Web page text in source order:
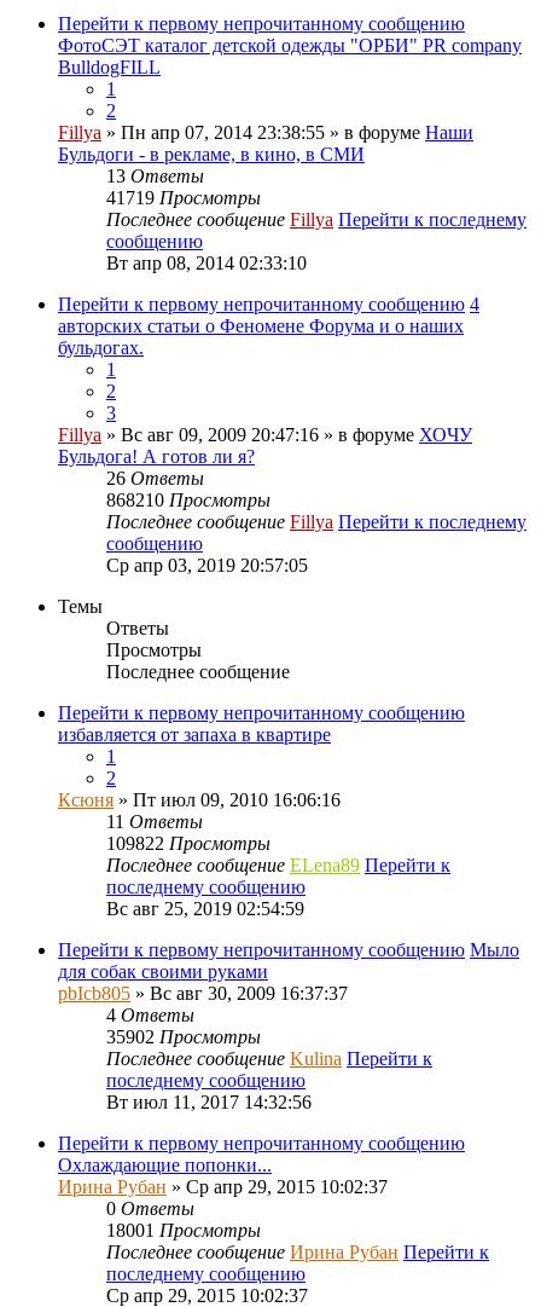
Перейти к первому непрочитанному сообщению
ФотоСЭТ каталог детской одежды "ОРБИ" PR company
BulldogFILL
1
2
Fillya » Пн апр 07, 2014 23:38:55 » в форуме Наши
Бульдоги - в рекламе, в кино, в СМИ
13 Ответы
41719 Просмотры
Последнее сообщение Fillya Перейти к последнему
сообщению
Вт апр 08, 2014 02:33:10
Перейти к первому непрочитанному сообщению 4
авторских статьи о Феномене Форума и о наших
бульдогах.
1
2
3
Fillya » Вс авг 09, 2009 20:47:16 » в форуме ХОЧУ
Бульдога! А готов ли я?
26 Ответы
868210 Просмотры
Последнее сообщение Fillya Перейти к последнему
сообщению
Ср апр 03, 2019 20:57:05
Темы
Ответы
Просмотры
Последнее сообщение
Перейти к первому непрочитанному сообщению
избавляется от запаха в квартире
1
2
Ксюня » Пт июл 09, 2010 16:06:16
11 Ответы
109822 Просмотры
Последнее сообщение ELena89 Перейти к
последнему сообщению
Вс авг 25, 2019 02:54:59
Перейти к первому непрочитанному сообщению Мыло
для собак своими руками
pbIcb805 » Вс авг 30, 2009 16:37:37
4 Ответы
35902 Просмотры
Последнее сообщение Kulina Перейти к
последнему сообщению
Вт июл 11, 2017 14:32:56
Перейти к первому непрочитанному сообщению
Охлаждающие попонки...
Ирина Рубан » Ср апр 29, 2015 10:02:37
0 Ответы
18001 Просмотры
Последнее сообщение Ирина Рубан Перейти к
последнему сообщению
Ср апр 29, 2015 10:02:37